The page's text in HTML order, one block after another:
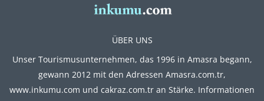
ÜBER UNS
Unser Tourismusunternehmen, das 1996 in Amasra begann,
gewann 2012 mit den Adressen Amasra.com.tr,
www.inkumu.com und cakraz.com.tr an Stärke. Informationen